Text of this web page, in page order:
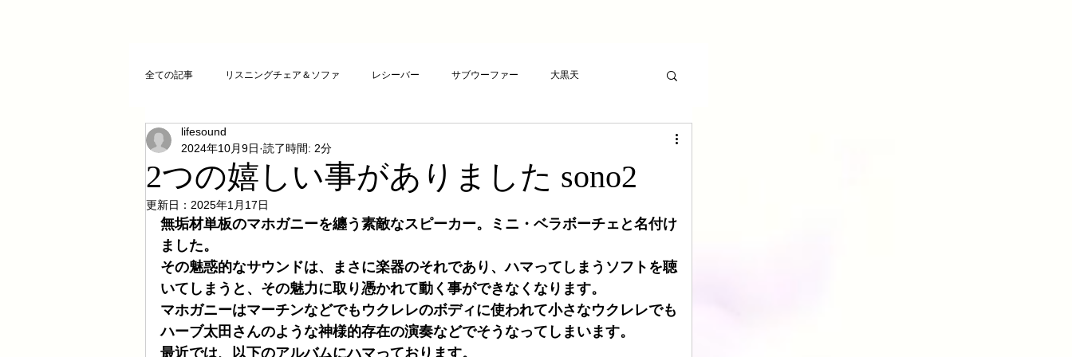
全ての記事 リスニングチェア＆ソファ レシーバー サブウーファー 大黒天
クリスタルチューニング
DAコンバーター
お気に入りCD FAZIOLI 電磁波バスター 新素材チューニング アンプ
cosmicチューニング お客様のご感想 LSエボニーパッド ダイヤモンドLSエボニーパッド
2つの嬉しい事がありました sono2
lifesound
2024年10月9日 読了時間: 2分
更新日： 2025年1月17日
無垢材単板のマホガニーを纏う素敵なスピーカー。ミニ・ベラボーチェと名付け
ました。
その魅惑的なサウンドは、まさに楽器のそれであり、ハマってしまうソフトを聴
いてしまうと、その魅力に取り憑かれて動く事ができなくなります。
マホガニーはマーチンなどでもウクレレのボディに使われて小さなウクレレでも
ハーブ太田さんのような神様的存在の演奏などでそうなってしまいます。
最近では、以下のアルバムにハマっております。